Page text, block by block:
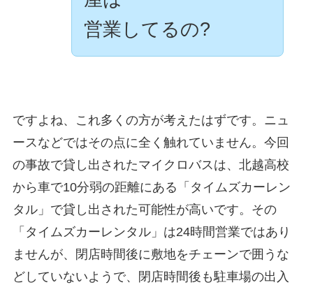
営業してるの?
ですよね、これ多くの方が考えたはずです。ニュ
ースなどではその点に全く触れていません。今回
の事故で貸し出されたマイクロバスは、北越高校
から車で10分弱の距離にある「タイムズカーレン
タル」で貸し出された可能性が高いです。その
「タイムズカーレンタル」は24時間営業ではあり
ませんが、閉店時間後に敷地をチェーンで囲うな
どしていないようで、閉店時間後も駐車場の出入